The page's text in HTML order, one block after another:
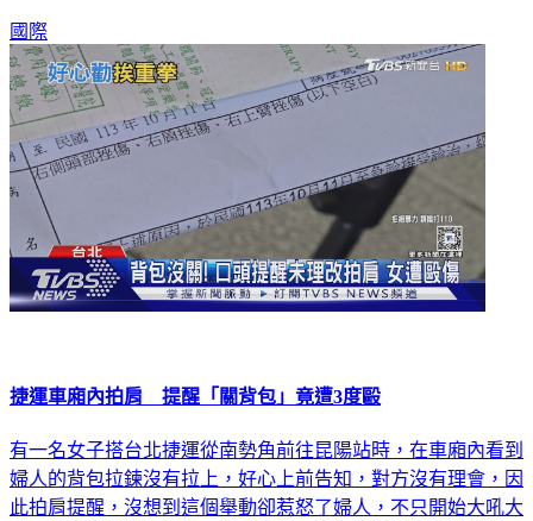
國際
捷運車廂內拍肩 提醒「關背包」竟遭3度毆
有一名女子搭台北捷運從南勢角前往昆陽站時，在車廂內看到
婦人的背包拉鍊沒有拉上，好心上前告知，對方沒有理會，因
此拍肩提醒，沒想到這個舉動卻惹怒了婦人，不只開始大吼大